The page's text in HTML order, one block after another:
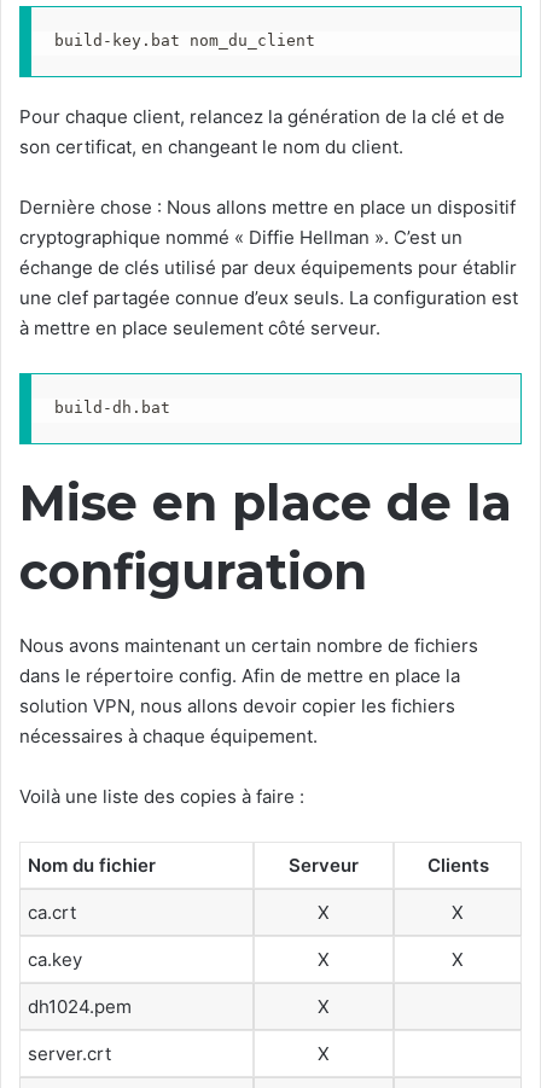
build-key.bat nom_du_client
Pour chaque client, relancez la génération de la clé et de
son certificat, en changeant le nom du client.
Dernière chose : Nous allons mettre en place un dispositif
cryptographique nommé « Diffie Hellman ». C’est un
échange de clés utilisé par deux équipements pour établir
une clef partagée connue d’eux seuls. La configuration est
à mettre en place seulement côté serveur.
build-dh.bat
Mise en place de la
configuration
Nous avons maintenant un certain nombre de fichiers
dans le répertoire config. Afin de mettre en place la
solution VPN, nous allons devoir copier les fichiers
nécessaires à chaque équipement.
Voilà une liste des copies à faire :
Nom du fichier Serveur Clients
ca.crt X X
ca.key X X
dh1024.pem X
server.crt X